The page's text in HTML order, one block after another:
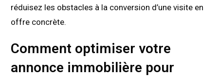
réduisez les obstacles à la conversion d’une visite en
offre concrète.
Comment optimiser votre
annonce immobilière pour